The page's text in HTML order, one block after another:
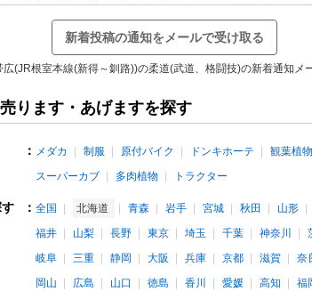
新着投稿の通知をメールで受け取る
広(JR根室本線(新得～釧路))の柔道(武道、格闘技)の新着通知メ
ります・あげますを探す
： メダカ 制服 原付バイク ドンキホーテ 観葉植物
スーパーカブ
多肉植物 トラクター
： 全国 北海道 青森 岩手 宮城 秋田 山形
福井
山梨 長野 東京 埼玉 千葉 神奈川
岐阜
三重 静岡 大阪 兵庫 京都 滋賀 奈
岡山
広島 山口 徳島 香川 愛媛 高知 福